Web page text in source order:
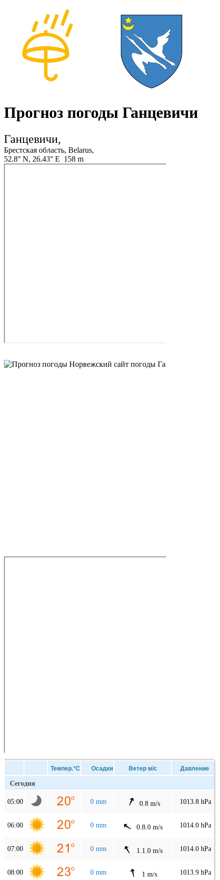
Прогноз погоды Ганцевичи
Ганцевичи,
Брестская область, Belarus,
52.8° N, 26.43° E 158 m
Темпер.°C Осадки Ветер м/с Давление
Сегодня
05:00 0 mm 0.8 m/s 1013.8 hPa
06:00 0 mm 0.8.0 m/s 1014.0 hPa
07:00 0 mm 1.1.0 m/s 1014.0 hPa
08:00 0 mm 1 m/s 1013.9 hPa